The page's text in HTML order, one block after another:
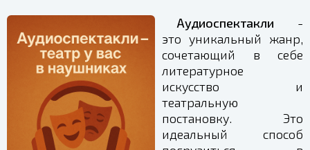
Аудиоспектакли -
это уникальный жанр,
сочетающий в себе
литературное
искусство и
театральную
постановку. Это
идеальный способ